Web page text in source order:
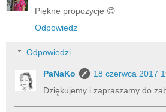
Piękne propozycje 😊
Odpowiedz
Odpowiedzi
PaNaKo
18 czerwca 2017
Dziękujemy i zapraszamy do